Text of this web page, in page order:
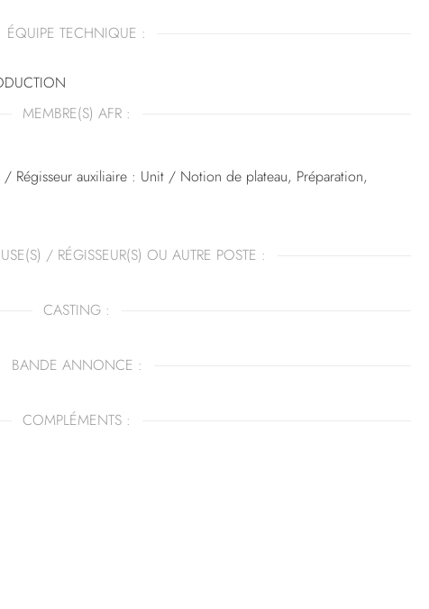
ÉQUIPE TECHNIQUE :
MEMBRE(S) AFR :
/ Régisseur auxiliaire : Unit / Notion de plateau, Préparation,
/ RÉGISSEUR(S) OU AUTRE POSTE :
CASTING :
BANDE ANNONCE :
COMPLÉMENTS :